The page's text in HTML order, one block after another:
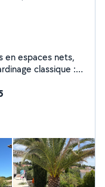
en espaces nets,
classique :
nous
forme et lisibilité à
: